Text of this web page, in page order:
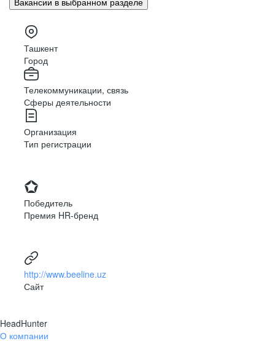
Ташкент
Город
Телекоммуникации, связь
Сферы деятельности
Организация
Тип регистрации
Победитель
Премия HR-бренд
http://www.beeline.uz
Сайт
HeadHunter
О компании